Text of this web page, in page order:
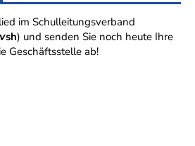
im Schulleitungsverband
sh) und senden Sie noch heute Ihre
Geschäftsstelle ab!